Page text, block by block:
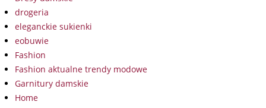
drogeria
eleganckie sukienki
eobuwie
Fashion
Fashion aktualne trendy modowe
Garnitury damskie
Home